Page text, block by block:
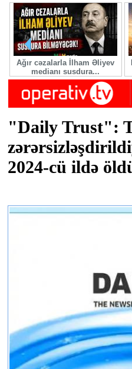
Skip to main content
Ağır cəzalarla İlham Əliyev
medianı susdura...
"Daily Trust":
2024-cü ildə